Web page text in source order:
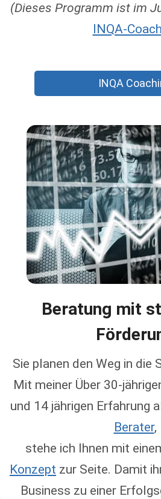
(Dieses Programm ist im
INQA-
INQA
Beratung mit
Sie planen den Weg in die
Mit meiner Über 30-
und 14 jährigen Erfahrung
Berater,
stehe ich Ihnen mit
Konzept zur Seite. Damit
Business zu einer